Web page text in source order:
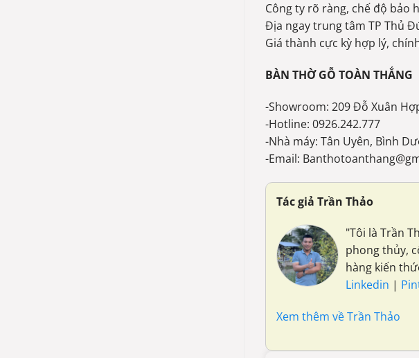
Công ty rõ ràng, chế độ bảo
Địa ngay trung tâm TP Thủ
Giá thành cực kỳ hợp lý,
BÀN THỜ GỖ TOÀN THẮNG
-Showroom: 209 Đỗ Xuân
-Hotline: 0926.242.777
-Nhà máy: Tân Uyên, Bình
-Email:
Tác giả Trần Thảo
"Tôi là Trần
phong thủy,
hàng kiến
Linkedin |
Xem thêm về Trần Thảo